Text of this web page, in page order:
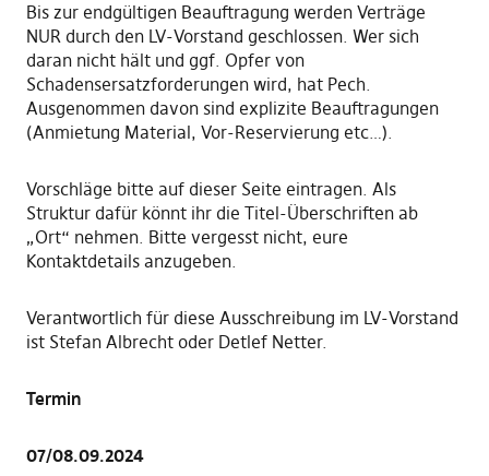
Bis zur endgültigen Beauftragung werden Verträge
NUR durch den LV-Vorstand geschlossen. Wer sich
daran nicht hält und ggf. Opfer von
Schadensersatzforderungen wird, hat Pech.
Ausgenommen davon sind explizite Beauftragungen
(Anmietung Material, Vor-Reservierung etc…).
Vorschläge bitte auf dieser Seite eintragen. Als
Struktur dafür könnt ihr die Titel-Überschriften ab
„Ort“ nehmen. Bitte vergesst nicht, eure
Kontaktdetails anzugeben.
Verantwortlich für diese Ausschreibung im LV-Vorstand
ist Stefan Albrecht oder Detlef Netter.
Termin
07/08.09.2024